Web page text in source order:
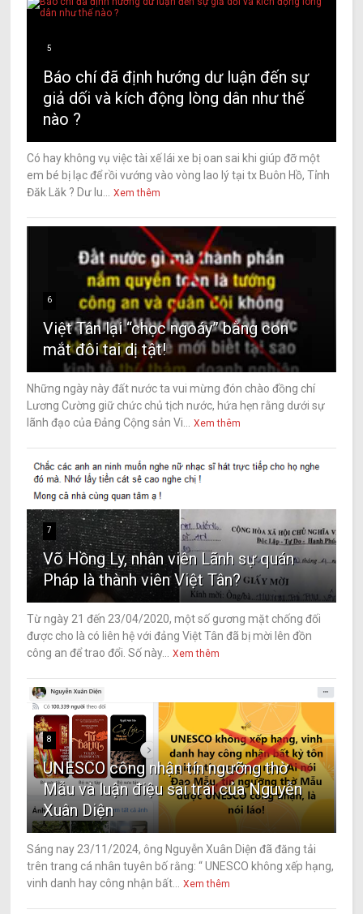
5
Báo chí đã định hướng dư luận đến sự
giả dối và kích động lòng dân như thế
nào ?
Có hay không vụ việc tài xế lái xe bị oan sai khi giúp đỡ một
em bé bị lạc để rồi vướng vào vòng lao lý tại tx Buôn Hồ, Tỉnh
Đăk Lăk ? Dư lu...
Xem thêm
6
Việt Tân lại “chọc ngoáy” bằng con
mắt đôi tai dị tật!
Những ngày này đất nước ta vui mừng đón chào đồng chí
Lương Cường giữ chức chủ tịch nước, hứa hẹn rằng dưới sự
lãnh đạo của Đảng Cộng sản Vi...
Xem thêm
7
Võ Hồng Ly, nhân viên Lãnh sự quán
Pháp là thành viên Việt Tân?
Từ ngày 21 đến 23/04/2020, một số gương mặt chống đối
được cho là có liên hệ với đảng Việt Tân đã bị mời lên đồn
công an để trao đổi. Số này...
Xem thêm
8
UNESCO công nhận tín ngưỡng thờ
Mẫu và luận điệu sai trái của Nguyễn
Xuân Diện
Sáng nay 23/11/2024, ông Nguyễn Xuân Diện đã đăng tải
trên trang cá nhân tuyên bố rằng: “ UNESCO không xếp hạng,
vinh danh hay công nhận bất...
Xem thêm